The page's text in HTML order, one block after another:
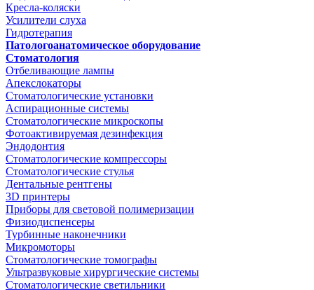
Кресла-коляски
Усилители слуха
Гидротерапия
Патологоанатомическое оборудование
Стоматология
Отбеливающие лампы
Апекслокаторы
Стоматологические установки
Аспирационные системы
Стоматологические микроскопы
Фотоактивируемая дезинфекция
Эндодонтия
Стоматологические компрессоры
Стоматологические стулья
Дентальные рентгены
3D принтеры
Приборы для световой полимеризации
Физиодиспенсеры
Турбинные наконечники
Микромоторы
Стоматологические томографы
Ультразвуковые хирургические системы
Стоматологические светильники